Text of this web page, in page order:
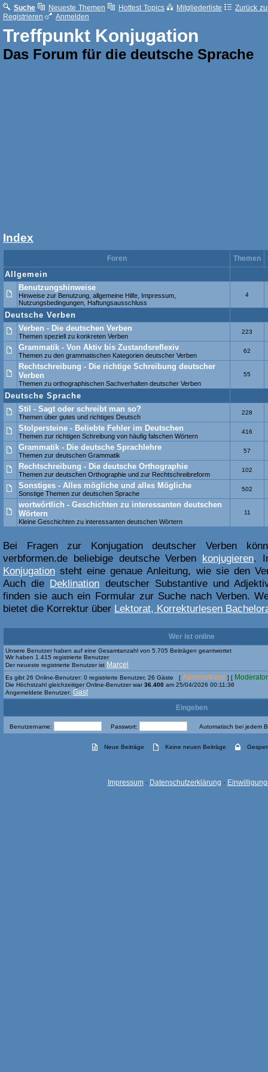
Suche Neueste Themen Hottest Topics Mitgliederliste
Zurück
Registrieren
Anmelden
Treffpunkt Konjugation
Das Forum für die deutsche Sprache
Index
Foren Themen
Allgemein
Benutzungshinweise
Hinweise zur Benutzung, allgemeine Hilfe, Impressum,
Nutzungsbedingungen, Haftungsausschluss
4
Deutsche Verben
Verben - Die deutschen Verben
Themen speziell zu konkreten Verben
223
Grammatik - Von Aktiv bis Zustandsreflexiv
Themen zu den grammatischen Kategorien deutscher Verben
62
Rechtschreibung - Die richtige Schreibung deutscher
Verben
Themen zu orthographischen Sachverhalten deutscher Verben
55
Deutsche Sprache
Stil - Sagt oder schreibt man so?
Themen über gutes und richtiges Deutsch
228
Stolpersteine - Beliebte Fehler im Deutschen
Themen zur richtigen Schreibung von häufig falschen Wörtern
416
Grammatik - Die deutsche Sprachlehre
Themen zur deutschen Grammatik
57
Rechtschreibung - Die deutsche Orthographie
Themen zur deutschen Orthographie und zur Rechtschreibreform
102
Sonstiges - Alles mögliche und alles Mögliche
Sonstige Themen zur deutschen Sprache
502
wortwörtlich - Geschichten zu interessanten deutschen
Wörtern
Kleine Geschichten zu interessanten deutschen Wörtern
11
Bei Fragen zur Konjugation deutscher Verben
verbformen.de beliebige deutsche Verben konjugieren.
Konjugation steht eine genaue Anleitung, wie sie den
Auch die Deklination deutscher Substantive und
finden sie auch ein Formular zur Suche nach Verben.
bietet die Korrektur über Lektorat, Korrekturlesen
Wer ist online
Unsere Benutzer haben auf eine Gesamtanzahl von 5.705 Beiträgen geantwortet
Wir haben 1.415 registrierte Benutzer
Der neueste registrierte Benutzer ist Marcel
Es gibt 26 Online-Benutzer: 0 registrierte Benutzer, 26 Gäste [ Administrator ] [ Moderator
Die Höchstzahl gleichzeitiger Online-Benutzer war36.400 am 25/04/2026 00:11:36
Angemeldete Benutzer: Gast
Eingeben
Benutzername: Passwort: Automatisch bei jedem
Neue Beiträge Keine neuen Beiträge
Impressum· Datenschutzerklärung ·